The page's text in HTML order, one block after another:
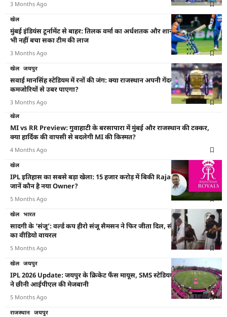
3 Months Ago
खेल
मुंबई इंडियंस टूर्नामेंट से बाहर: तिलक वर्मा का अर्धशतक और शानदार ‘रिले कैच’
भी नहीं बचा सका टीम की लाज
3 Months Ago
खेल जयपुर
सवाई मानसिंह स्टेडियम में रनों की जंग: क्या राजस्थान अपनी गेंदबाजी की
कमजोरियों से उबर पाएगा?
3 Months Ago
खेल
MI vs RR Preview: गुवाहाटी के बरसापारा में मुंबई और राजस्थान की टक्कर,
क्या हार्दिक की वापसी से बदलेगी MI की किस्मत?
4 Months Ago
खेल
IPL इतिहास का सबसे बड़ा खेला: 15 हजार करोड़ में बिकी Rajasthan Royals,
जानें कौन है नया Owner?
5 Months Ago
खेल भारत
सादगी के ‘संजू’: वर्ल्ड कप हीरो संजू सैमसन ने फिर जीता दिल, सीएम से मुलाकात
का वीडियो वायरल
5 Months Ago
खेल जयपुर
IPL 2026 Update: जयपुर के क्रिकेट फैंस मायूस, SMS स्टेडियम की जर्जर हालत
ने छीनी आईपीएल की मेजबानी
5 Months Ago
राजस्थान जयपुर